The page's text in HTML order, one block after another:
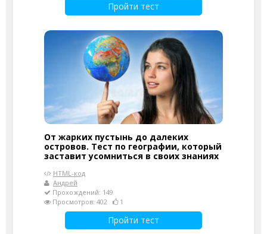
Пройти тест
От жарких пустынь до далеких
островов. Тест по географии, который
заставит усомниться в своих знаниях
HTML-код
Андрей
Прохождений: 149
Просмотров: 402
1
Пройти тест